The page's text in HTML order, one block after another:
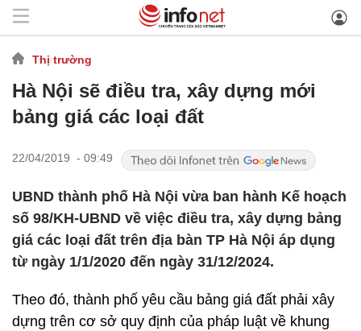
Thị trường
Hà Nội sẽ điều tra, xây dựng mới
bảng giá các loại đất
22/04/2019 - 09:49
UBND thành phố Hà Nội vừa ban hành Kế hoạch
số 98/KH-UBND về việc điều tra, xây dựng bảng
giá các loại đất trên địa bàn TP Hà Nội áp dụng
từ ngày 1/1/2020 đến ngày 31/12/2024.
Theo đó, thành phố yêu cầu bảng giá đất phải xây
dựng trên cơ sở quy định của pháp luật về khung